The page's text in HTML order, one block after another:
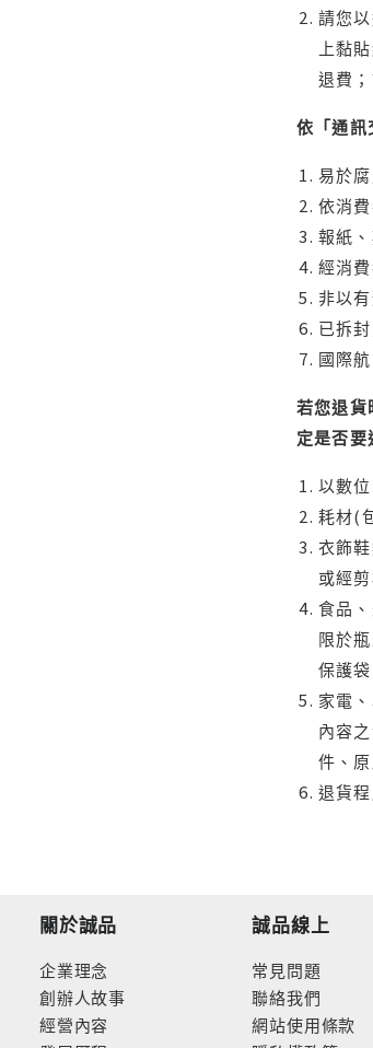
請您
上黏
退費
依「通訊
易於
依消
報紙
經消
非以
已拆
國際
若您退貨
定是否要
以數
耗材(
衣飾
或經
食品
限於
保護
家電
內容
件、
退貨
關於誠品
企業理念
創辦人故事
經營內容
誠品線上
常見問題
聯絡我們
網站使用條款